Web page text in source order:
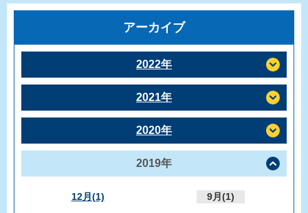
アーカイブ
2022年
2021年
2020年
2019年
12月(1) 9月(1)